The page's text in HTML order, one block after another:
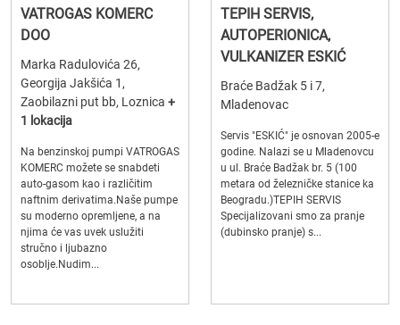
VATROGAS KOMERC
DOO
Marka Radulovića 26,
Georgija Jakšića 1,
Zaobilazni put bb, Loznica +
1 lokacija
Na benzinskoj pumpi VATROGAS
KOMERC možete se snabdeti
auto-gasom kao i različitim
naftnim derivatima.Naše pumpe
su moderno opremljene, a na
njima će vas uvek uslužiti
stručno i ljubazno
osoblje.Nudim...
TEPIH SERVIS,
AUTOPERIONICA,
VULKANIZER ESKIĆ
Braće Badžak 5 i 7,
Mladenovac
Servis "ESKIĆ" je osnovan 2005-e
godine. Nalazi se u Mladenovcu
u ul. Braće Badžak br. 5 (100
metara od železničke stanice ka
Beogradu.)TEPIH SERVIS
Specijalizovani smo za pranje
(dubinsko pranje) s...